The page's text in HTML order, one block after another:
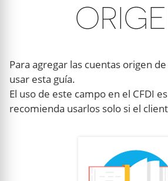
Para agregar las cuentas origen
usar esta guía.
El uso de este campo en el CFDI
recomienda usarlos solo si el